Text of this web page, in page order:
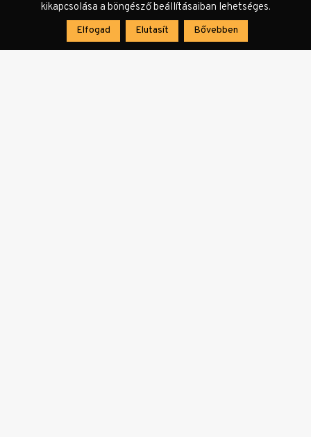
A KULTer.hu rendelkezésére bocsátott és a
szerkesztőség által továbbszerkesztett, vagy a
kikapcsolása a böngésző beállításaiban lehetséges.
Elfogad Elutasít Bővebben